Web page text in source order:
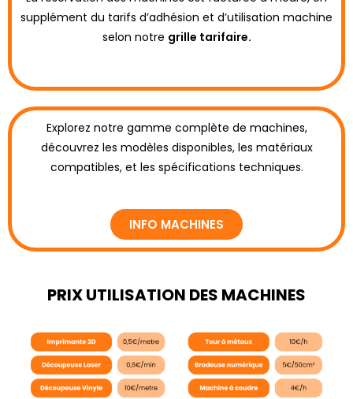
supplément du tarifs d’adhésion et d’utilisation machine
selon notre grille tarifaire.
Explorez notre gamme complète de machines,
découvrez les modèles disponibles, les matériaux
compatibles, et les spécifications techniques.
INFO MACHINES
PRIX UTILISATION DES MACHINES